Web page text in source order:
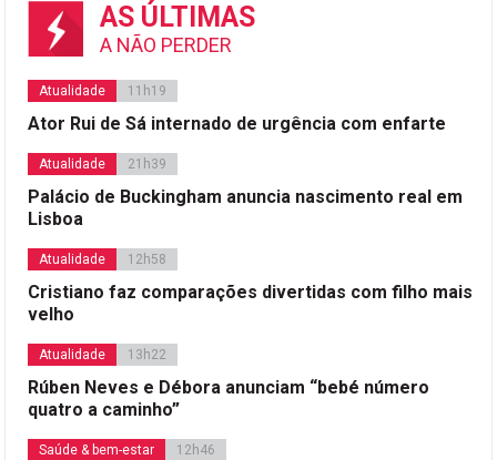
AS ÚLTIMAS
A NÃO PERDER
Atualidade 11h19
Ator Rui de Sá internado de urgência com enfarte
Atualidade 21h39
Palácio de Buckingham anuncia nascimento real em
Lisboa
Atualidade 12h58
Cristiano faz comparações divertidas com filho mais
velho
Atualidade 13h22
Rúben Neves e Débora anunciam “bebé número
quatro a caminho”
Saúde & bem-estar 12h46